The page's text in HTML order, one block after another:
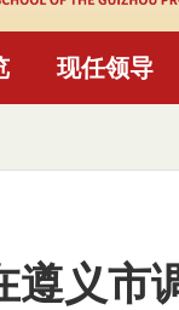
现任领导
遵义市